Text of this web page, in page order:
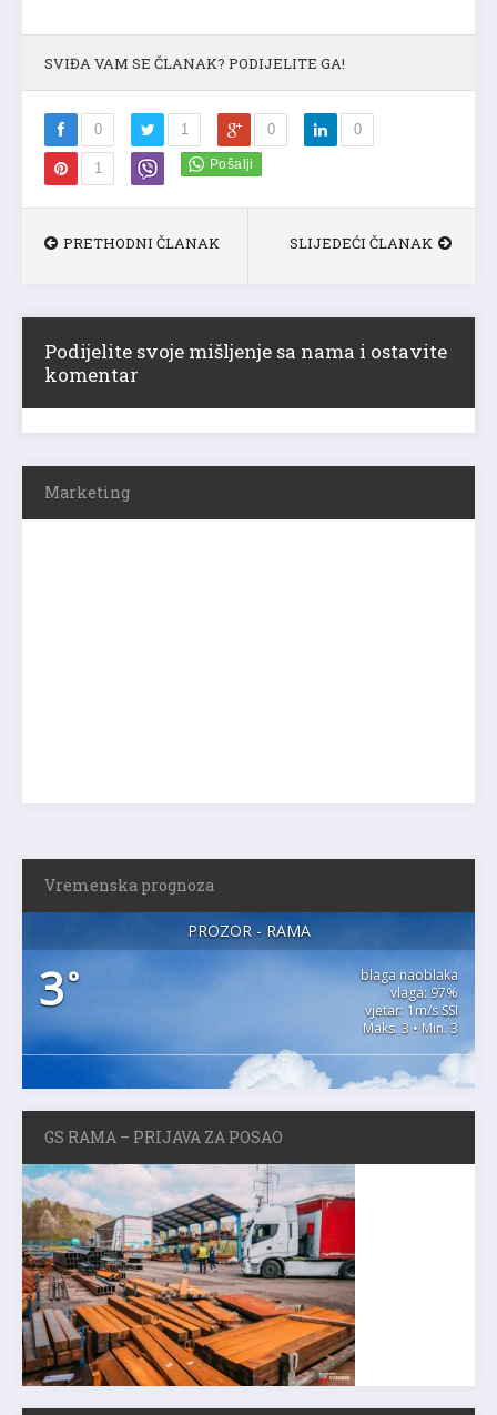
SVIĐA VAM SE ČLANAK? PODIJELITE GA!
0 1 0 0
1
PRETHODNI ČLANAK SLIJEDEĆI ČLANAK
Podijelite svoje mišljenje sa nama i ostavite
komentar
Marketing
Vremenska prognoza
PROZOR - RAMA
3°
blaga naoblaka
vlaga: 97%
vjetar: 1m/s SSI
Maks. 3 • Min. 3
GS RAMA – PRIJAVA ZA POSAO